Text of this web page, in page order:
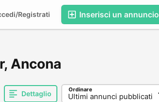
Inserisci un annuncio
Registrati
Ancona
Dettaglio Ordinare